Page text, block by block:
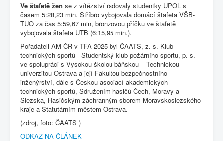
Ve štafetě žen se z vítězství radovaly studentky UPOL s
časem 5:28,23 min. Stříbro vybojovala domácí štafeta VŠB-
TUO za čas 5:59,67 min, bronzovou příčku ve štafetě
vybojovala štafeta UTB (6:15,95 min.).
Pořadateli AM ČR v TFA 2025 byl ČAATS, z. s. Klub
technických sportů - Studentský klub požárního sportu, p. s.
ve spolupráci s Vysokou školou báňskou – Technickou
univerzitou Ostrava a její Fakultou bezpečnostního
inženýrství, dále s Českou asociací akademických
technických sportů, Sdružením hasičů Čech, Moravy a
Slezska, Hasičským záchranným sborem Moravskoslezského
kraje a Statutárním městem Ostrava.
(zdroj, foto: ČAATS )
ODKAZ NA ČLÁNEK